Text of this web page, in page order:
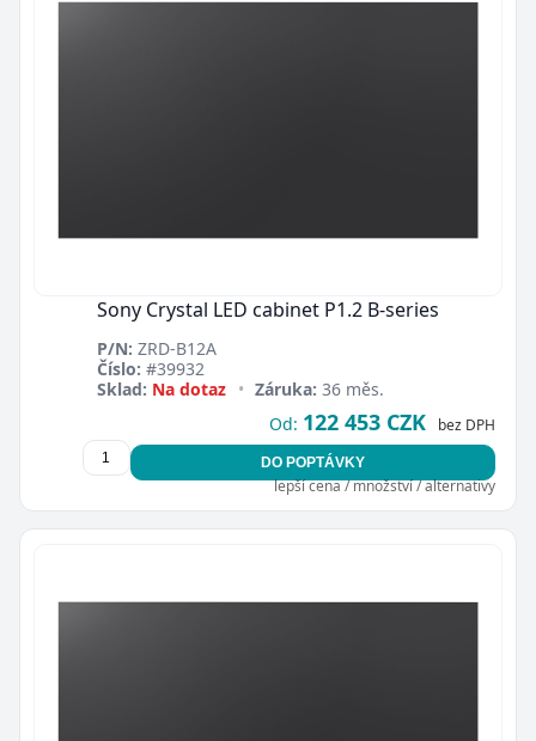
Zavřít
Sony Crystal LED cabinet P1.2 B-series
P/N: ZRD-B12A
Číslo: #39932
Sklad: Na dotaz • Záruka: 36 měs.
Od: 122 453 CZK bez DPH
DO POPTÁVKY
lepší cena / množství / alternativy